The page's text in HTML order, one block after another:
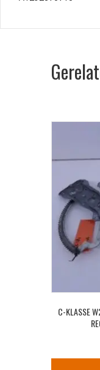
C-KLASSE